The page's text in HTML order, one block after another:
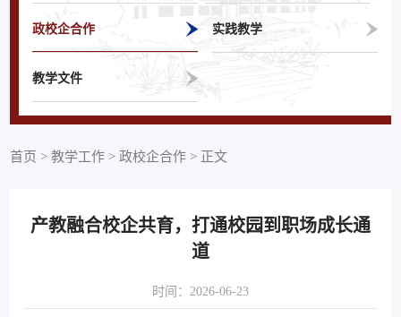
政校企合作 实践教学
教学文件
首页 > 教学工作 > 政校企合作 > 正文
产教融合校企共育，打通校园到职场成长通
道
时间：2026-06-23